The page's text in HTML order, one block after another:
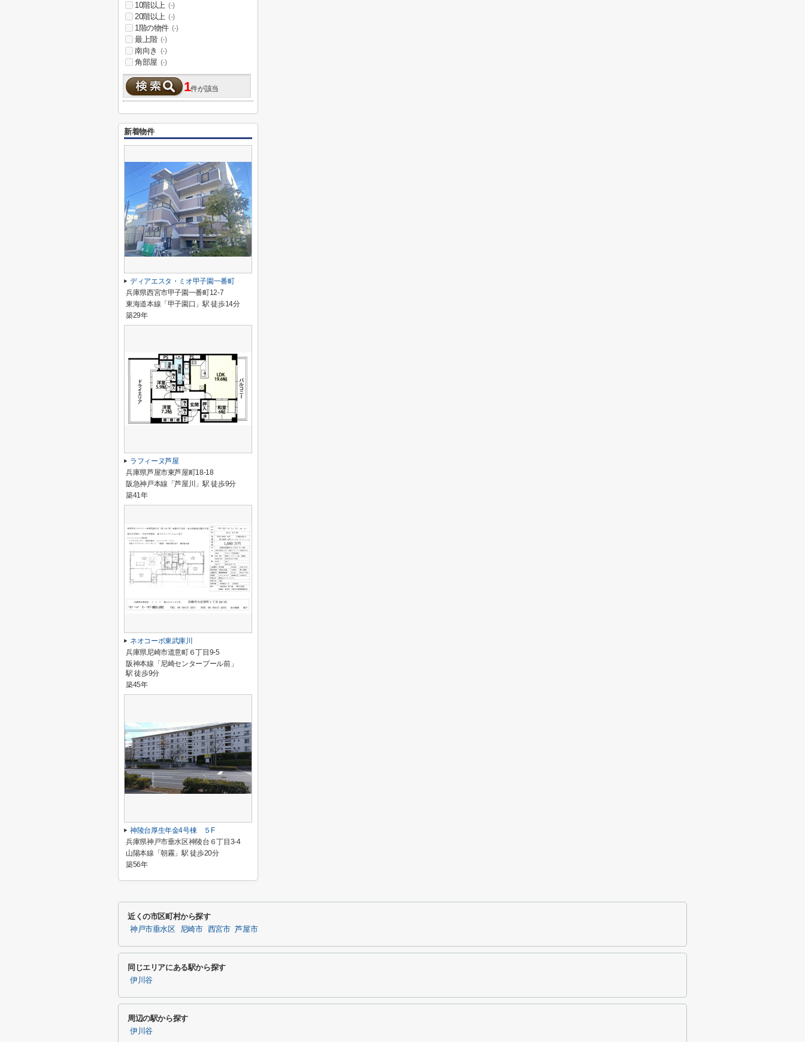
10階以上 (-)
20階以上 (-)
1階の物件 (-)
最上階 (-)
南向き (-)
角部屋 (-)
1件が該当
新着物件
ディアエスタ・ミオ甲子園一番町
兵庫県西宮市甲子園一番町12-7
東海道本線「甲子園口」駅 徒歩14分
築29年
ラフィーヌ芦屋
兵庫県芦屋市東芦屋町18-18
阪急神戸本線「芦屋川」駅 徒歩9分
築41年
ネオコーポ東武庫川
兵庫県尼崎市道意町６丁目9-5
阪神本線「尼崎センタープール前」
駅 徒歩9分
築45年
神陵台厚生年金4号棟 ５F
兵庫県神戸市垂水区神陵台６丁目3-4
山陽本線「朝霧」駅 徒歩20分
築56年
近くの市区町村から探す
神戸市垂水区 尼崎市 西宮市 芦屋市
同じエリアにある駅から探す
伊川谷
周辺の駅から探す
伊川谷